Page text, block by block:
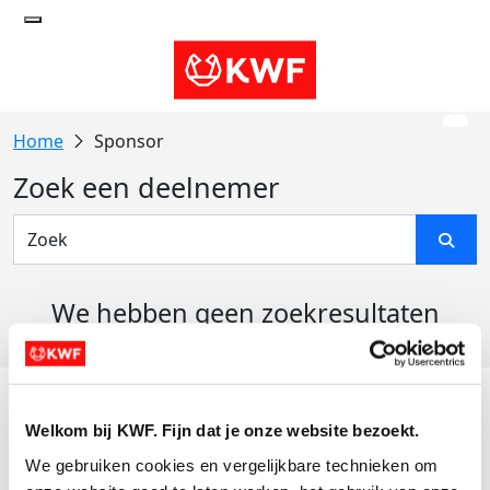
Welkom bij KWF. Fijn dat je onze website bezoekt.
We gebruiken cookies en vergelijkbare technieken om
Sponsor
Zoek een deelnemer
We hebben geen zoekresultaten
Actiematerialen
Evenementen